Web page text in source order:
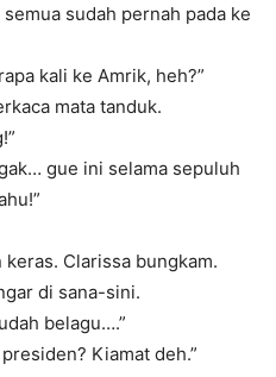
semua sudah pernah pada ke
kali ke Amrik, heh?”
mata tanduk.
gue ini selama sepuluh
Clarissa bungkam.
di sana-sini.
belagu….”
Kiamat deh.”